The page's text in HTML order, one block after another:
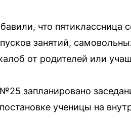
что пятиклассница
занятий,
от родителей или
запланировано
ученицы на